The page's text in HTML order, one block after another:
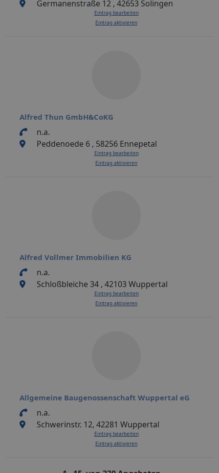
Germanenstraße 12 , 42653 Solingen
Eintrag bearbeiten
Eintrag aktivieren
Alfred Thun GmbH&CoKG
n.a.
Peddenoede 6 , 58256 Ennepetal
Eintrag bearbeiten
Eintrag aktivieren
Alfred Vollmer Immobilien KG
n.a.
Schloßbleiche 34 , 42103 Wuppertal
Eintrag bearbeiten
Eintrag aktivieren
Allgemeine Baugenossenschaft Wuppertal eG
n.a.
Schwerinstr. 12, 42281 Wuppertal
Eintrag bearbeiten
Eintrag aktivieren